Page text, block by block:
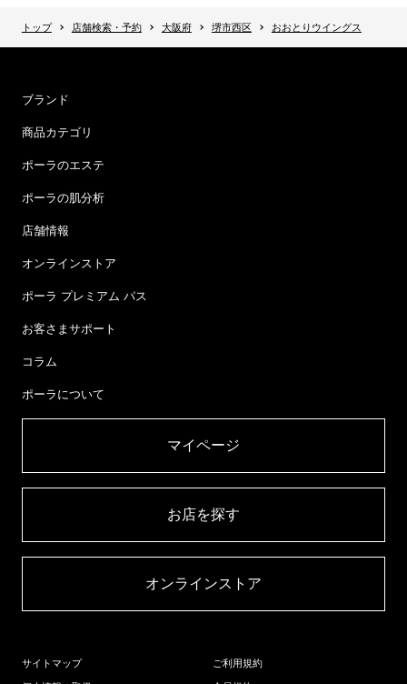
トップ 店舗検索・予約 大阪府 堺市西区 おおとりウイングス
ブランド
商品カテゴリ
ポーラのエステ
ポーラの肌分析
店舗情報
オンラインストア
ポーラ プレミアム パス
お客さまサポート
コラム
ポーラについて
マイページ​
お店を探す​
オンラインストア​
サイトマップ ご利用規約